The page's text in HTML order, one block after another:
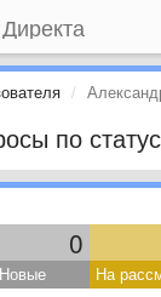
по
0
Новые На